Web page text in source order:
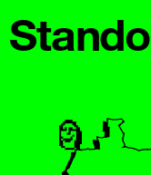
🗿